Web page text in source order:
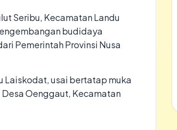
Seribu, Kecamatan Landu
budidaya
Pemerintah Provinsi Nusa
Laiskodat, usai bertatap muka
Oenggaut, Kecamatan